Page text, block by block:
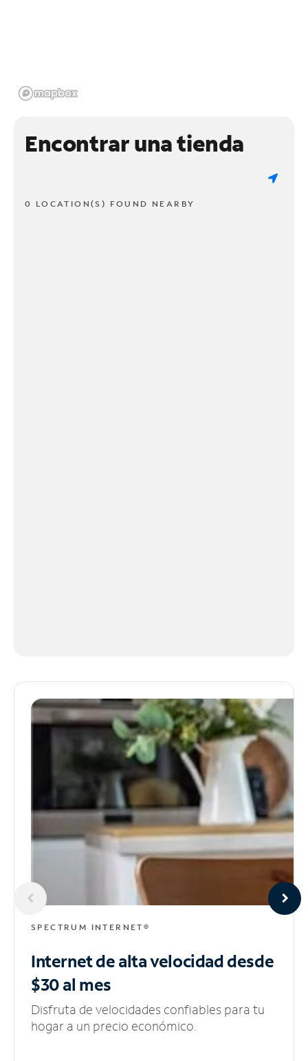
Encontrar una tienda
0 LOCATION(S) FOUND NEARBY
SPECTRUM INTERNET®
Internet de alta velocidaddesde
$30 al mes
Disfruta de velocidades confiables para tu
hogar a un precio económico.